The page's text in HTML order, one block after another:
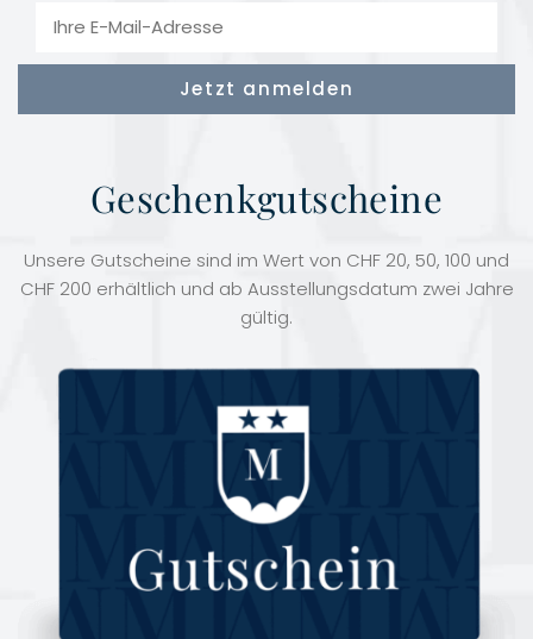
Geschenkgutscheine
Unsere Gutscheine sind im Wert von CHF 20, 50, 100 und
CHF 200 erhältlich und ab Ausstellungsdatum zwei Jahre
gültig.